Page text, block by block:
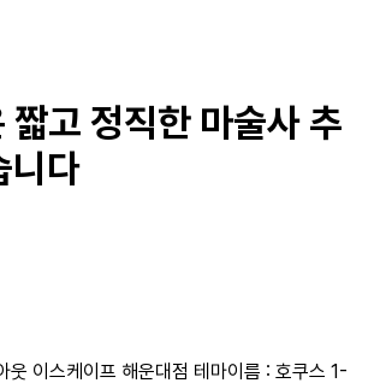
짧고 정직한 마술사 추
니다
웃 이스케이프 해운대점 테마이름 : 호쿠스 1-